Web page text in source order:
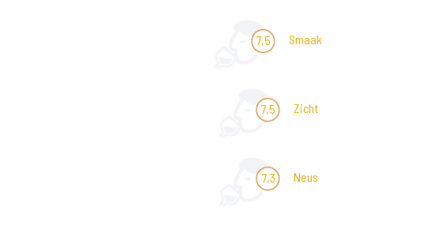
7,5 Smaak
7,5 Zicht
7,3 Neus